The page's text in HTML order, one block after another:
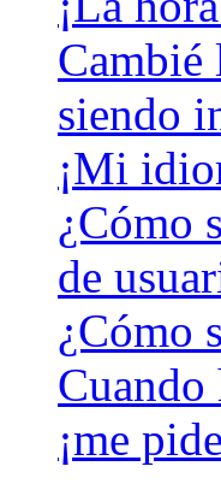
Cambié
siendo
¡Mi
¿Cómo
de
¿Cómo
Cuando
¡me